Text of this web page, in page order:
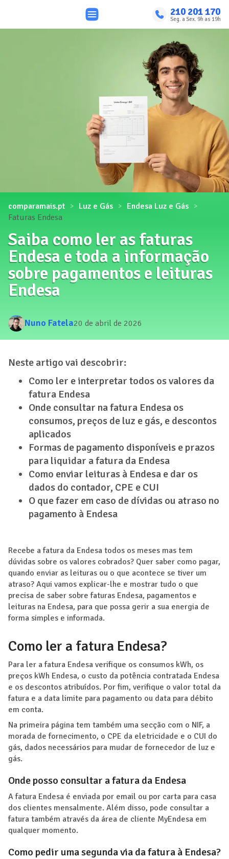
210 201 170
Seg. a Sex. 9h as 19h
comparamais.pt Luz e Gás
Endesa Luz e Gás
Faturas Endesa
Saiba como ler as faturas
Endesa e toda a informação
sobre pagamentos e leituras
Endesa
Nuno Fatela20 de abril de 2026
Neste artigo vai descobrir:
Como ler e interpretar todos os valores da
fatura Endesa
Onde consultar na fatura Endesa os
consumos, preços de luz e gás, e descontos
aplicados
Formas de pagamento disponíveis e prazos
para liquidar a fatura da Endesa
Como enviar leituras à Endesa e dar os
dados do contador, CPE e CUI
O que fazer em caso de dívidas ou atraso no
pagamento à Endesa
Recebe a fatura da Endesa todos os meses mas tem
dúvidas sobre os valores cobrados? Quer saber como pagar,
quando enviar as leituras ou o que acontece se tiver um
atraso? Aqui vamos explicar-lhe e mostrar tudo o que
precisa de saber sobre faturas Endesa, pagamentos e
leituras na Endesa, para que possa gerir a sua energia de
forma simples e informada.
Como ler a fatura Endesa?
Para ler a fatura Endesa verifique os consumos kWh, os
preços kWh Endesa, o custo da potência contratada Endesa
e os descontos atribuídos. Por fim, verifique o valor total da
fatura e a data limite para pagamento ou data para débito
em conta.
Na primeira página tem também uma secção com o NIF, a
morada de fornecimento, o CPE da eletricidade e o CUI do
gás, dados necessários para mudar de fornecedor de luz e
gás.
Onde posso consultar a fatura da Endesa
A fatura Endesa é enviada por email ou por carta para casa
dos clientes mensalmente. Além disso, pode consultar a
fatura também através da área de cliente MyEndesa em
qualquer momento.
Como pedir uma segunda via da fatura à Endesa?